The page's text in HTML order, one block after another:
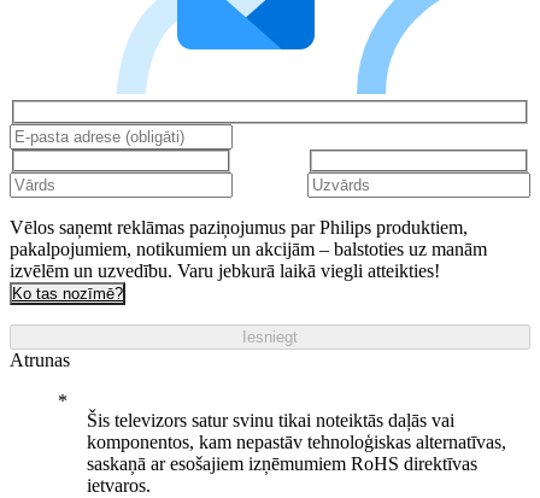
Vēlos saņemt reklāmas paziņojumus par Philips produktiem,
pakalpojumiem, notikumiem un akcijām – balstoties uz manām
izvēlēm un uzvedību. Varu jebkurā laikā viegli atteikties!
Ko tas nozīmē?
Iesniegt
Atrunas
Šis televizors satur svinu tikai noteiktās daļās vai
komponentos, kam nepastāv tehnoloģiskas alternatīvas,
saskaņā ar esošajiem izņēmumiem RoHS direktīvas
ietvaros.